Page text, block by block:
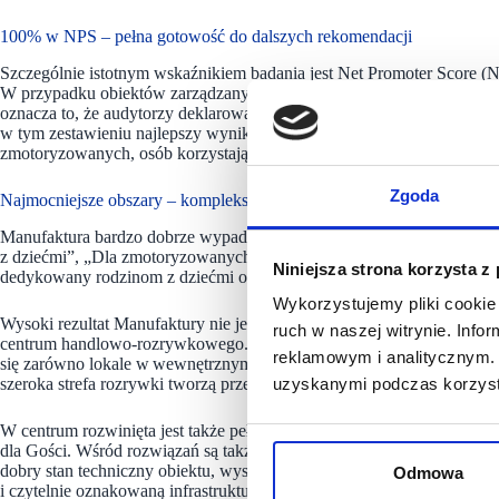
Zgoda
Niniejsza strona korzysta z
Wykorzystujemy pliki
ruch w naszej witrynie.
reklamowym i
uzyskanymi podczas
Odmowa
100% w NPS – pełna gotowość do dalszych rekomendacji
Szczególnie istotnym wskaźnikiem badania jest Net Promoter Score
W przypadku obiektów zarządzanych przez APSYS wskaźnik
oznacza to, że audytorzy deklarowali najwyższą możliwą gotowość
w tym zestawieniu najlepszy wynik – w każdej z 5 kategorii (ogólne
zmotoryzowanych, osób korzystających z restauracji, osób
Najmocniejsze obszary – kompleksowość i jakość
Manufaktura bardzo dobrze wypadła w większości analizowanych
z dziećmi”, „Dla zmotoryzowanych” oraz „Dla szerokiego spektrum
dedykowany rodzinom z dziećmi osiągał najwyższe wyniki –
Wysoki rezultat Manufaktury nie jest przypadkowy. Kompleks w
centrum handlowo-rozrywkowego. Bogata oferta sklepów i marek
się zarówno lokale w wewnętrznym Qulinarium, jak i kilkadziesiąt
szeroka strefa rozrywki tworzą przestrzeń, w której można spędzić
W centrum rozwinięta jest także pełna gama usług – ponad 70
dla Gości. Wśród rozwiązań są także udogodnienia dla osób
dobry stan techniczny obiektu, wysoki poziom czystości części
i czytelnie oznakowaną infrastrukturę parkingową.